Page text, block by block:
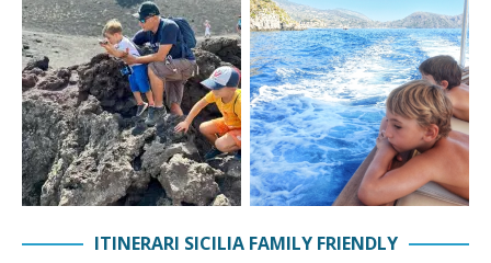
ITINERARI SICILIA FAMILY FRIENDLY